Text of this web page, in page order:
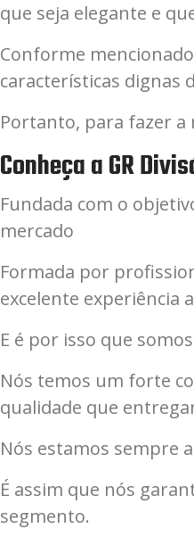
que seja elegante e
Conforme
características dignas
Portanto, para fazer a
Conheça a GR
Fundada com o
mercado
Formada por
excelente experiência
E é por isso que
Nós temos um forte
qualidade que
Nós estamos sempre
É assim que nós
segmento.